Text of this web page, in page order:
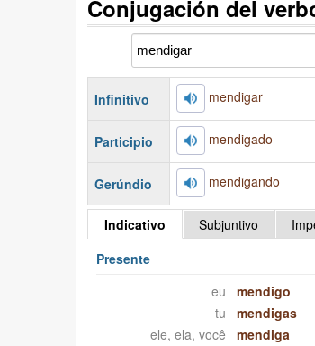
Conjugación del
Infinitivo mendigar
Participio mendigado
Gerúndio mendigando
Indicativo Subjuntivo
Presente
eu
mendigo
tu
mendigas
ele, ela, você
mendiga